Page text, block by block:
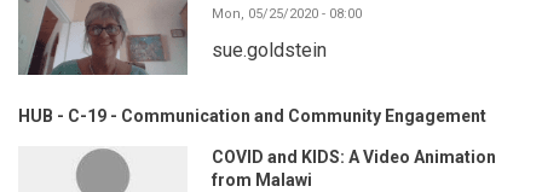
Mon, 05/25/2020 - 08:00
sue.goldstein
HUB - C-19 - Communication and Community Engagement
COVID and KIDS: A Video Animation
from Malawi